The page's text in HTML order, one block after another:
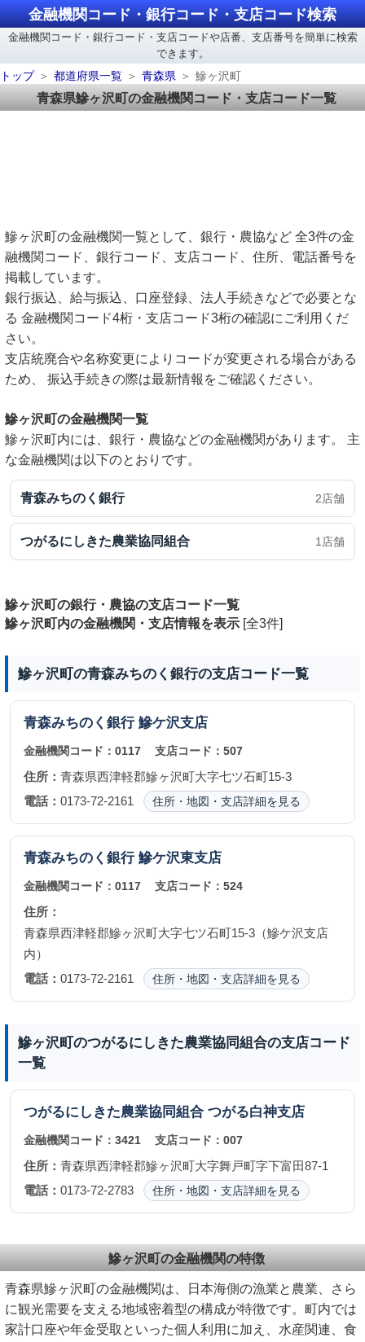
金融機関コード・銀行コード・支店コード検索
金融機関コード・銀行コード・支店コードや店番、支店番号を簡単に検索
できます。
トップ
都道府県一覧 青森県 鰺ヶ沢町
青森県鰺ヶ沢町の金融機関コード・支店コード一覧
鰺ヶ沢町の金融機関一覧として、銀行・農協など 全3件の金
融機関コード、銀行コード、支店コード、住所、電話番号を
掲載しています。
銀行振込、給与振込、口座登録、法人手続きなどで必要とな
る 金融機関コード4桁・支店コード3桁の確認にご利用くだ
さい。
支店統廃合や名称変更によりコードが変更される場合がある
ため、 振込手続きの際は最新情報をご確認ください。
鰺ヶ沢町の金融機関一覧
鰺ヶ沢町内には、銀行・農協などの金融機関があります。 主
な金融機関は以下のとおりです。
青森みちのく銀行 2店舗
つがるにしきた農業協同組合 1店舗
鰺ヶ沢町の銀行・農協の支店コード一覧
鰺ヶ沢町内の金融機関・支店情報を表示 [全3件]
鰺ヶ沢町の青森みちのく銀行の支店コード一覧
青森みちのく銀行 鰺ケ沢支店
金融機関コード： 0117 支店コード：507
住所： 青森県西津軽郡鰺ヶ沢町大字七ツ石町15-3
電話： 0173-72-2161 住所・地図・支店詳細を見る
青森みちのく銀行 鰺ケ沢東支店
金融機関コード： 0117 支店コード：524
住所：
青森県西津軽郡鰺ヶ沢町大字七ツ石町15-3（鰺ケ沢支店
内）
電話： 0173-72-2161 住所・地図・支店詳細を見る
鰺ヶ沢町のつがるにしきた農業協同組合の支店コード
一覧
つがるにしきた農業協同組合 つがる白神支店
金融機関コード： 3421 支店コード：007
住所： 青森県西津軽郡鰺ヶ沢町大字舞戸町字下富田87-1
電話： 0173-72-2783 住所・地図・支店詳細を見る
鰺ヶ沢町の金融機関の特徴
青森県鰺ヶ沢町の金融機関は、日本海側の漁業と農業、さら
に観光需要を支える地域密着型の構成が特徴です。町内では
家計口座や年金受取といった個人利用に加え、水産関連、食